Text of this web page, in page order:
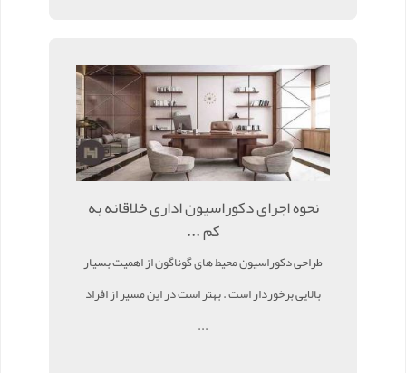
نحوه اجرای دکوراسیون اداری خلاقانه به
کم ...
طراحی دکوراسیون محیط های گوناگون از اهمیت بسیار
بالایی برخوردار است . بهتر است در این مسیر از افراد
...